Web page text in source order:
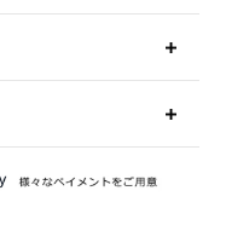
・名刺入れ
もらえますか？
すが？